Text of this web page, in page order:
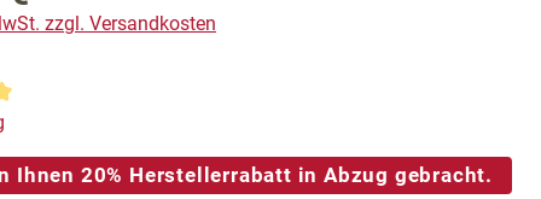
zzgl. Versandkosten
Bewertung von 5 von 5 Sternen
Ihnen 20% Herstellerrabatt in Abzug gebracht.